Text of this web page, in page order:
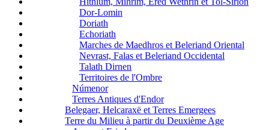
Dor-Lomin
Doriath
Echoriath
Marches de Maedhros et Beleriand Oriental
Nevrast, Falas et Beleriand Occidental
Talath Dirnen
Territoires de l'Ombre
Númenor
Terres Antiques d'Endor
Belegaer, Helcaraxë et Terres Emergees
Terre du Milieu à partir du Deuxième Age